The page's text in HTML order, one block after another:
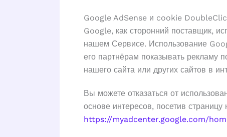
Google AdSense и cookie
Google, как сторонний поставщик,
нашем Сервисе. Использование
его партнёрам показывать рекламу
нашего сайта или других сайтов в
Вы можете отказаться от
основе интересов, посетив
https://myadcenter.google.com/